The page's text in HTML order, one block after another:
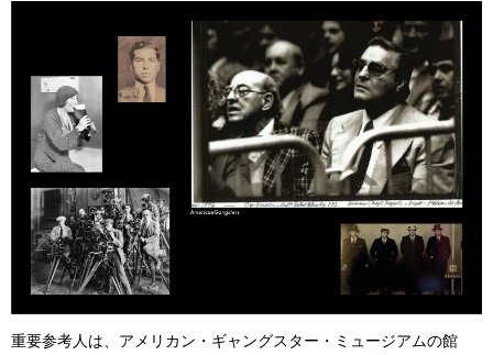
重要参考人は、アメリカン・ギャングスター・ミュージアムの館